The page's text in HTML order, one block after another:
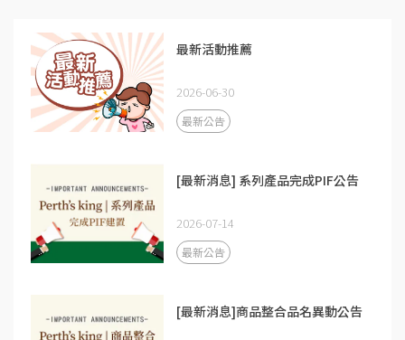
最新活動推薦
2026-06-30
最新公告
[最新消息] 系列產品完成PIF公告
2026-07-14
最新公告
[最新消息]商品整合品名異動公告